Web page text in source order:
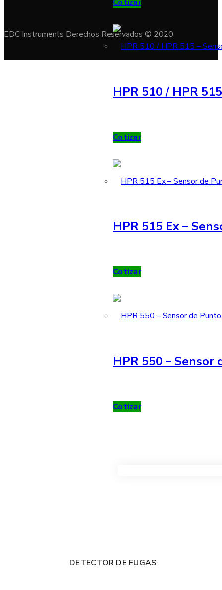
Cotizar
HPR 510 / HPR
Cotizar
HPR 515 Ex –
Cotizar
HPR 550 – Sensor
Cotizar
DETECTOR DE FUGAS
EDC Instruments Derechos Reservados © 2020